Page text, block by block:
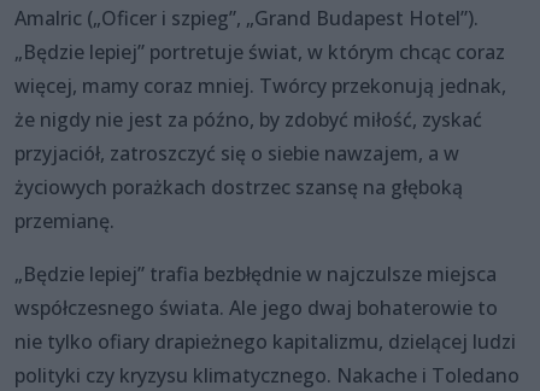
Amalric („Oficer i szpieg”, „Grand Budapest Hotel”).
„Będzie lepiej” portretuje świat, w którym chcąc coraz
więcej, mamy coraz mniej. Twórcy przekonują jednak,
że nigdy nie jest za późno, by zdobyć miłość, zyskać
przyjaciół, zatroszczyć się o siebie nawzajem, a w
życiowych porażkach dostrzec szansę na głęboką
przemianę.
„Będzie lepiej” trafia bezbłędnie w najczulsze miejsca
współczesnego świata. Ale jego dwaj bohaterowie to
nie tylko ofiary drapieżnego kapitalizmu, dzielącej ludzi
polityki czy kryzysu klimatycznego. Nakache i Toledano